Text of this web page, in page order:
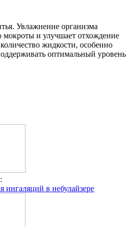
Увлажнение организма
мокроты и улучшает отхождение
жидкости, особенно
оптимальный уровень
ингаляций в небулайзере